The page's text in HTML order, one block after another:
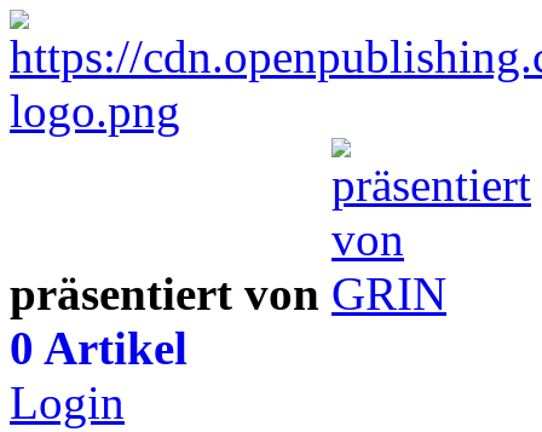
präsentiert von
0 Artikel
Login